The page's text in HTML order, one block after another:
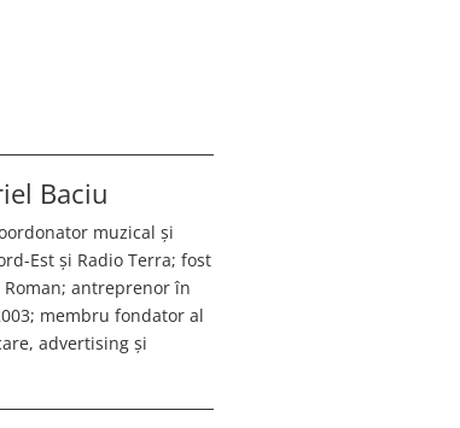
Baciu
muzical și
Est și Radio Terra; fost
antreprenor în
membru fondator al
advertising și